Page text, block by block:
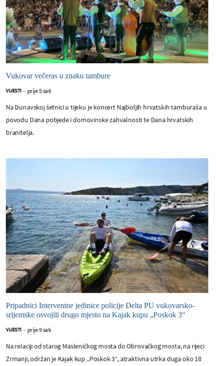
Vukovar večeras u znaku tambure
VIJESTI - prije 5 sati
Na Dunavskoj šetnici u tijeku je koncert Najboljih hrvatskih tamburaša u
povodu Dana pobjede i domovinske zahvalnosti te Dana hrvatskih
branitelja.
Pripadnici Interventne jedinice policije Delta PU vukovarsko-
srijemske osvojili drugo mjesto na Kajak kupu „Poskok 3“
VIJESTI - prije 9 sati
Na relaciji od starog Masleničkog mosta do Obrovačkog mosta, na rijeci
Zrmanji, održan je Kajak kup „Poskok 3“, atraktivna utrka duga oko 18